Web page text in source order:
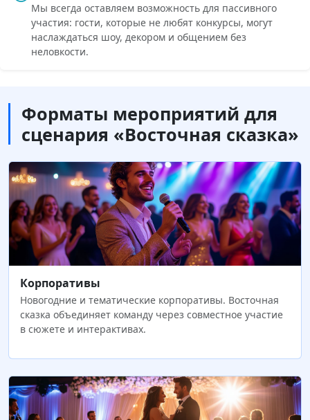
Мы всегда оставляем возможность для пассивного
участия: гости, которые не любят конкурсы, могут
наслаждаться шоу, декором и общением без
неловкости.
Форматы мероприятий для
сценария «Восточная сказка»
Корпоративы
Новогодние и тематические корпоративы. Восточная
сказка объединяет команду через совместное участие
в сюжете и интерактивах.